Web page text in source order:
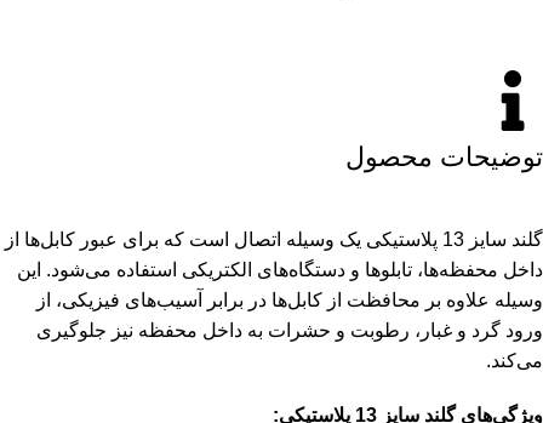
توضیحات محصول
گلند سایز 13 پلاستیکی یک وسیله اتصال است که برای عبور کابل‌ها از
داخل محفظه‌ها، تابلوها و دستگاه‌های الکتریکی استفاده می‌شود. این
وسیله علاوه بر محافظت از کابل‌ها در برابر آسیب‌های فیزیکی، از
ورود گرد و غبار، رطوبت و حشرات به داخل محفظه نیز جلوگیری
می‌کند.
ویژگی‌های گلند سایز 13 پلاستیکی: